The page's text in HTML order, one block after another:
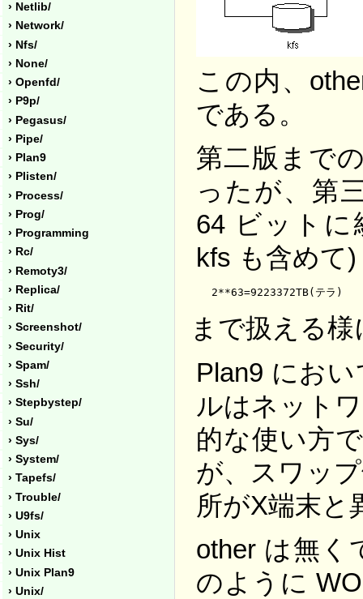
› Netlib/
› Network/
› Nfs/
› None/
› Openfd/
› P9p/
› Pegasus/
› Pipe/
› Plan9
› Plisten/
› Process/
› Prog/
› Programming
› Rc/
› Remoty3/
› Replica/
› Rit/
› Screenshot/
› Security/
› Spam/
› Ssh/
› Stepbystep/
› Su/
› Sys/
› System/
› Tapefs/
› Trouble/
› U9fs/
› Unix
› Unix Hist
› Unix Plan9
› Unix/
この内、
である。
第二版まで
ったが、第
64 ビット
kfs も含めて)
2**63=9223372TB(テラ)
まで扱える
Plan9 にお
ルはネット
的な使い方
が、スワッ
所がX端末と
other は無く
のように